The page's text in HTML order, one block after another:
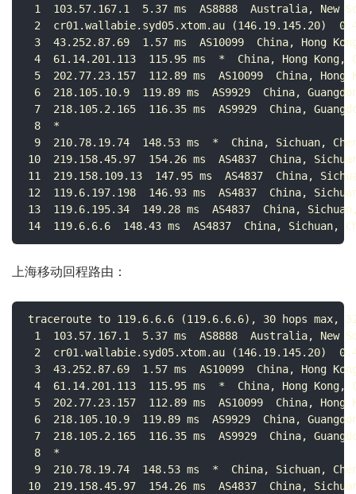
1  103.57.167.1  5.37 ms  AS8888  Australia, New
2  cr01.wallabie.syd05.xtom.au (146.19.145.20)
3  43.252.87.69  1.57 ms  AS10099  China, Hong
4  61.14.201.113  115.95 ms  *  China, Hong Kong,
5  202.77.23.157  112.89 ms  AS10099  China, Hong
6  218.105.10.9  119.89 ms  AS9929  China,
7  218.105.2.165  116.35 ms  AS9929  China,
8  *
9  210.78.19.74  148.53 ms  *  China, Sichuan,
10  219.158.45.97  154.26 ms  AS4837  China,
11  219.158.109.13  147.95 ms  AS4837  China,
12  119.6.197.198  146.93 ms  AS4837  China,
13  119.6.195.34  149.28 ms  AS4837  China, Sichuan,
14  119.6.6.6  148.43 ms  AS4837  China, Sichuan,
上海移动回程路由：
traceroute to 119.6.6.6 (119.6.6.6), 30 hops max,
1  103.57.167.1  5.37 ms  AS8888  Australia, New
2  cr01.wallabie.syd05.xtom.au (146.19.145.20)
3  43.252.87.69  1.57 ms  AS10099  China, Hong
4  61.14.201.113  115.95 ms  *  China, Hong Kong,
5  202.77.23.157  112.89 ms  AS10099  China, Hong
6  218.105.10.9  119.89 ms  AS9929  China,
7  218.105.2.165  116.35 ms  AS9929  China,
8  *
9  210.78.19.74  148.53 ms  *  China, Sichuan,
10  219.158.45.97  154.26 ms  AS4837  China,